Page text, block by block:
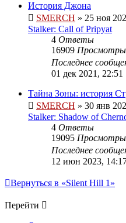
История Джона
SMERCH » 25 ноя
Stalker: Call of Pripyat
4 Ответы
16909 Просмотры
Последнее
01 дек 2021, 22:51
Тайна Зоны: история
SMERCH » 30 янв
Stalker: Shadow of
4 Ответы
19095 Просмотры
Последнее
12 июн 2023,
Вернуться в «Silent Hill 1»
Перейти